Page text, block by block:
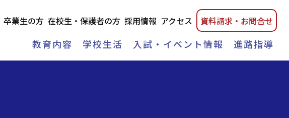
卒業生の方 在校生・保護者の方 採用情報 アクセス 資料請求・ お問合せ
教育内容 学校生活 入試・イベント情報 進路指導